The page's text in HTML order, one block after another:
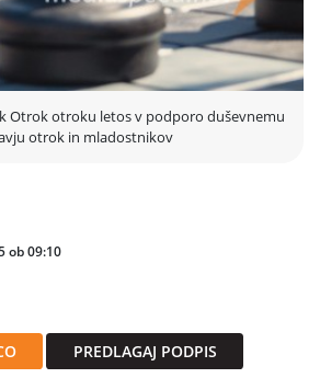
Šaleške doline. Danes zaposluje več kot
partnerji, kot so Ikea, Jabil, Häfele, BS
kot razvojni dobavitelj trajnostnih
Njena lastna blagovna znamka je
izdelkih z red dot in big see, kot sta
Skaza Organko.
Otrok otroku letos v podporo duševnemu
otrok in mladostnikov
ob 09:10
PREDLAGAJ PODPIS